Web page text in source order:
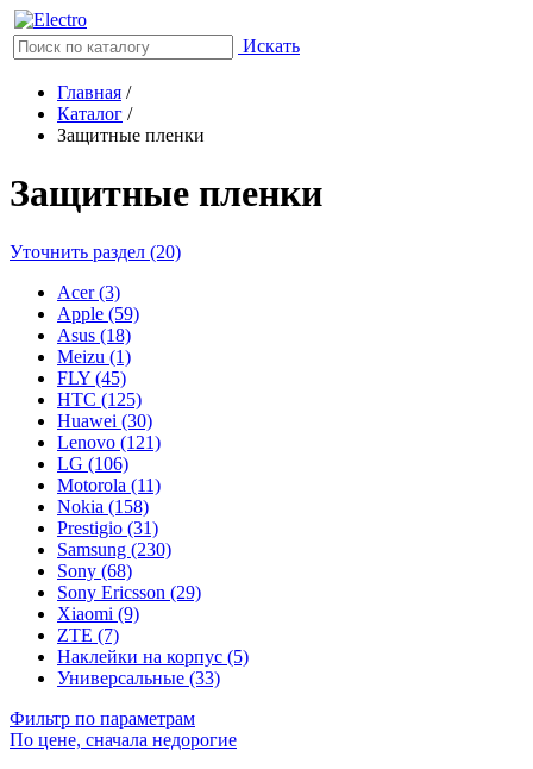
Искать
Главная /
Каталог /
Защитные пленки
Защитные пленки
Уточнить раздел (20)
Acer (3)
Apple (59)
Asus (18)
Meizu (1)
FLY (45)
HTC (125)
Huawei (30)
Lenovo (121)
LG (106)
Motorola (11)
Nokia (158)
Prestigio (31)
Samsung (230)
Sony (68)
Sony Ericsson (29)
Xiaomi (9)
ZTE (7)
Наклейки на корпус (5)
Универсальные (33)
Фильтр по параметрам
По цене, сначала недорогие